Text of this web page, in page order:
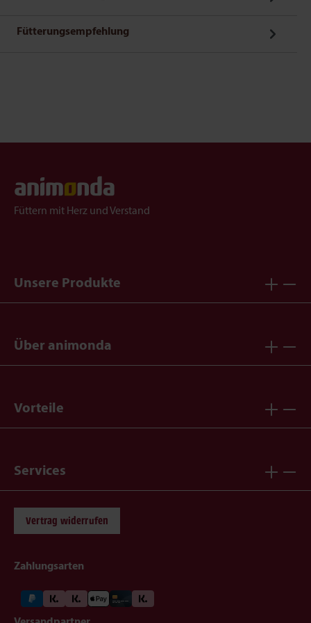
Fütterungsempfehlung
Füttern mit Herz und Verstand
Unsere Produkte
Über animonda
Vorteile
Services
Vertrag widerrufen
Zahlungsarten